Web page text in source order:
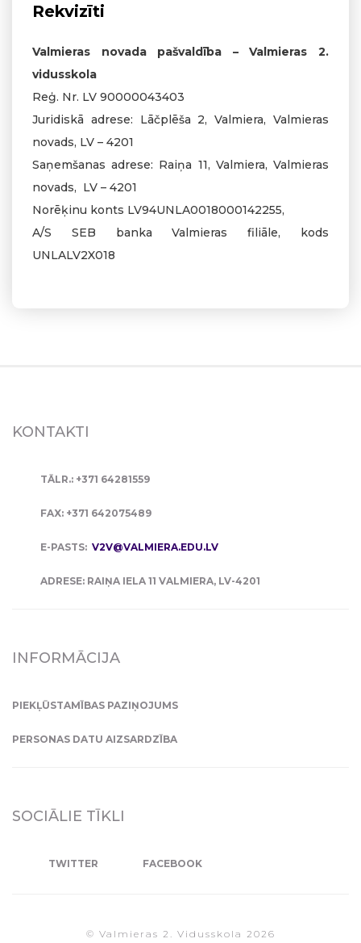
Rekvizīti
Valmieras novada pašvaldība – Valmieras 2.
vidusskola
Reģ. Nr. LV 90000043403
Juridiskā adrese: Lāčplēša 2, Valmiera, Valmieras
novads, LV – 4201
Saņemšanas adrese: Raiņa 11, Valmiera, Valmieras
novads, LV – 4201
Norēķinu konts LV94UNLA0018000142255,
A/S SEB banka Valmieras filiāle, kods
UNLALV2X018
KONTAKTI
TĀLR.: +371 64281559
FAX: +371 642075489
E-PASTS: V2V@VALMIERA.EDU.LV
ADRESE: RAIŅA IELA 11 VALMIERA, LV-4201
INFORMĀCIJA
PIEKĻŪSTAMĪBAS PAZIŅOJUMS
PERSONAS DATU AIZSARDZĪBA
SOCIĀLIE TĪKLI
TWITTER FACEBOOK
© Valmieras 2. Vidusskola 2026